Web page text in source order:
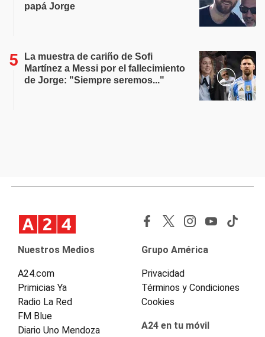
papá Jorge
La muestra de cariño de Sofi
Martínez a Messi por el fallecimiento
de Jorge: "Siempre seremos..."
Nuestros Medios
A24.com
Primicias Ya
Radio La Red
FM Blue
Diario Uno Mendoza
Grupo América
Privacidad
Términos y Condiciones
Cookies
A24 en tu móvil